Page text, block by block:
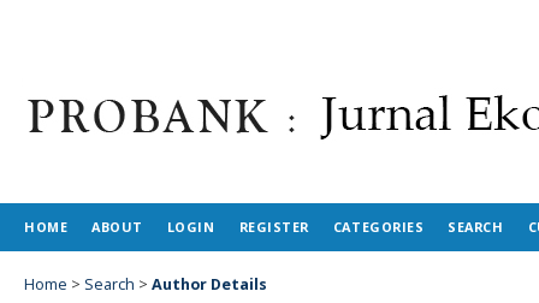
HOME ABOUT LOGIN REGISTER CATEGORIES SEARCH
Home > Search > Author Details